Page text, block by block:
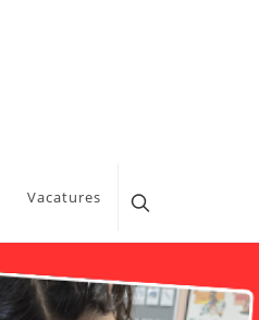
Vacatures